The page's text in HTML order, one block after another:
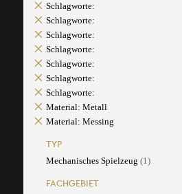
Schlagworte:
Schlagworte:
Schlagworte:
Schlagworte:
Schlagworte:
Schlagworte:
Schlagworte:
Material: Metall
Material: Messing
TYP
Mechanisches Spielzeug (1)
FACHGEBIET